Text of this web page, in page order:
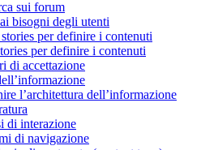
sui forum
bisogni degli utenti
per definire i contenuti
per definire i contenuti
di accettazione
l’architettura dell’informazione
di interazione
di navigazione